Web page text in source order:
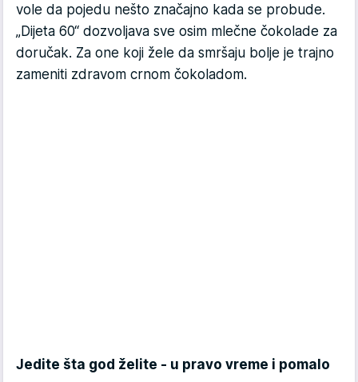
vole da pojedu nešto značajno kada se probude.
„Dijeta 60“ dozvoljava sve osim mlečne čokolade za
doručak. Za one koji žele da smršaju bolje je trajno
zameniti zdravom crnom čokoladom.
Jedite šta god želite - u pravo vreme i pomalo